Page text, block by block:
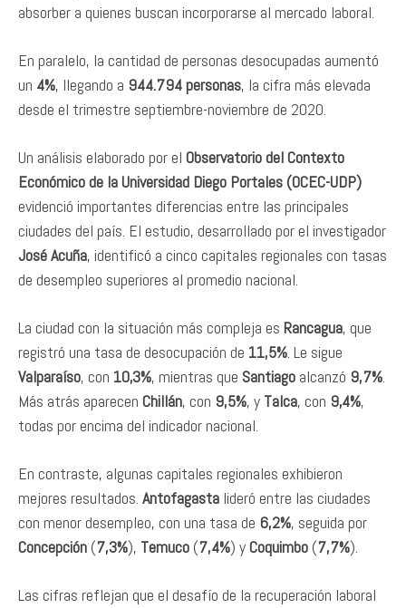
absorber a quienes buscan incorporarse al mercado laboral.
En paralelo, la cantidad de personas desocupadas aumentó
un 4%, llegando a 944.794 personas, la cifra más elevada
desde el trimestre septiembre-noviembre de 2020.
Un análisis elaborado por el Observatorio del Contexto
Económico de la Universidad Diego Portales (OCEC-UDP)
evidenció importantes diferencias entre las principales
ciudades del país. El estudio, desarrollado por el investigador
José Acuña, identificó a cinco capitales regionales con tasas
de desempleo superiores al promedio nacional.
La ciudad con la situación más compleja es Rancagua, que
registró una tasa de desocupación de 11,5%. Le sigue
Valparaíso, con 10,3%, mientras que Santiago alcanzó 9,7%.
Más atrás aparecen Chillán, con 9,5%, y Talca, con 9,4%,
todas por encima del indicador nacional.
En contraste, algunas capitales regionales exhibieron
mejores resultados. Antofagasta lideró entre las ciudades
con menor desempleo, con una tasa de 6,2%, seguida por
Concepción (7,3%), Temuco (7,4%) yCoquimbo (7,7%).
Las cifras reflejan que el desafío de la recuperación laboral